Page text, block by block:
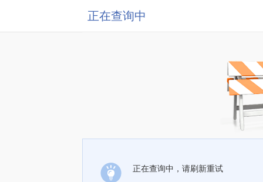
正在查询中
正在查询中，请刷新重试